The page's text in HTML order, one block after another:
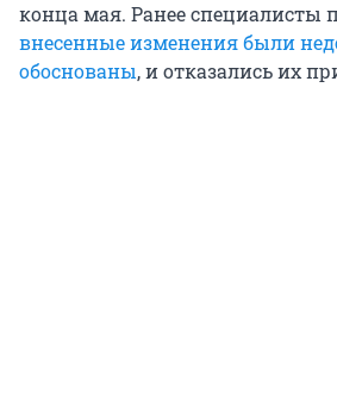
конца мая. Ранее специалисты
внесенные изменения были
обоснованы, и отказались их